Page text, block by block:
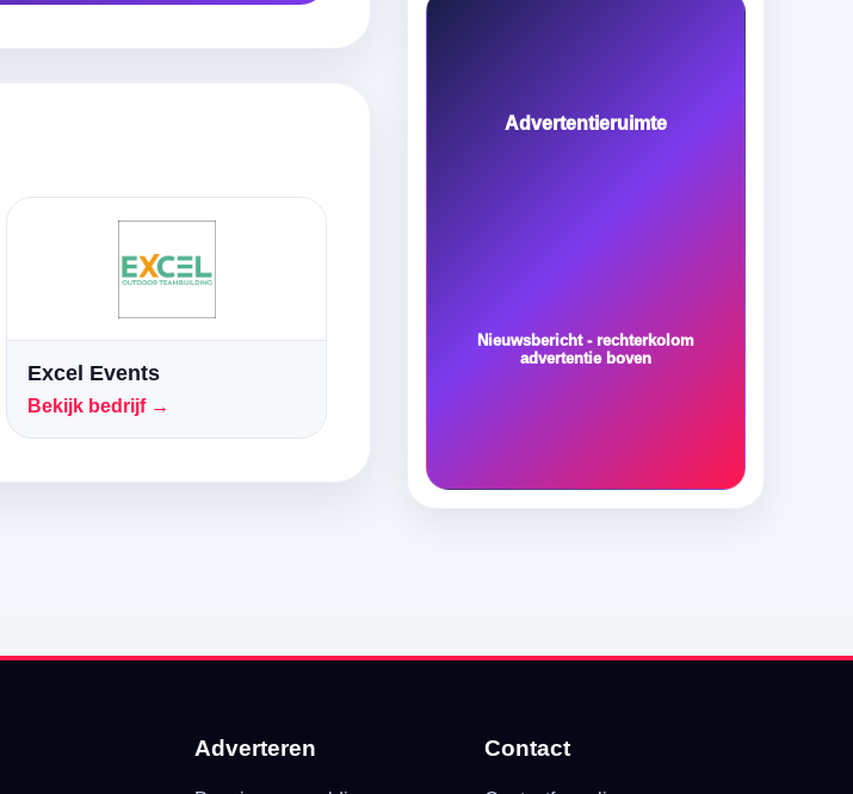
Excel Events
Bekijk bedrijf →
Advertentieruimte
Nieuwsbericht - rechterkolom
advertentie boven
Adverteren Contact